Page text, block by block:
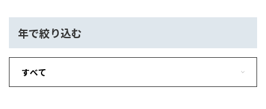
年で絞り込む